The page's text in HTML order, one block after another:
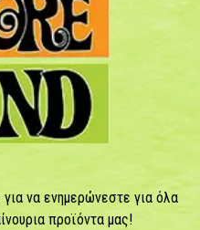
να ενημερώνεστε για όλα
προϊόντα μας!